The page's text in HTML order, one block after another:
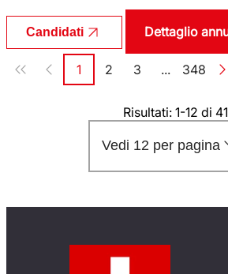
Candidati Dettaglio
Paginazione
Pagina
1 Pagina
2 Pagina
3 ... Pagina
348
Risultati: 1-12 di
Vedi 12 per pagina